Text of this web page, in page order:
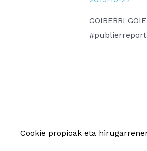
GOIBERRI
Cookie propioak eta